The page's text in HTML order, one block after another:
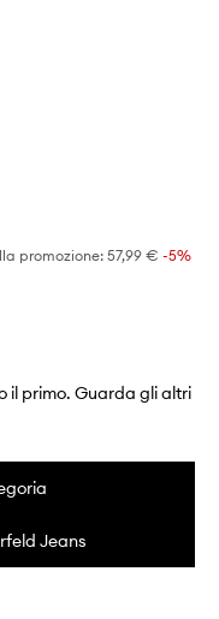
promozione: 57,99 € -5%
il primo. Guarda gli altri
Jeans